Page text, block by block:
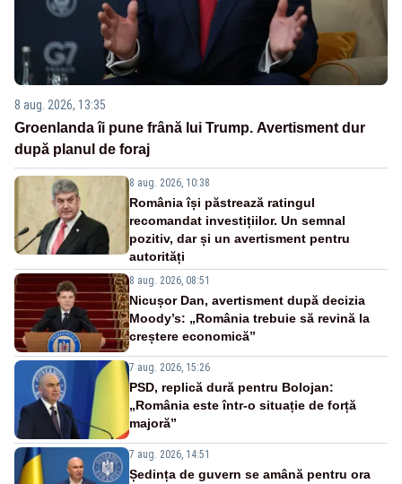
8 aug. 2026, 13:35
Groenlanda îi pune frână lui Trump. Avertisment dur
după planul de foraj
8 aug. 2026, 10:38
România își păstrează ratingul
recomandat investițiilor. Un semnal
pozitiv, dar și un avertisment pentru
autorități
8 aug. 2026, 08:51
Nicușor Dan, avertisment după decizia
Moody’s: „România trebuie să revină la
creștere economică”
7 aug. 2026, 15:26
PSD, replică dură pentru Bolojan:
„România este într-o situație de forță
majoră”
7 aug. 2026, 14:51
Ședința de guvern se amână pentru ora